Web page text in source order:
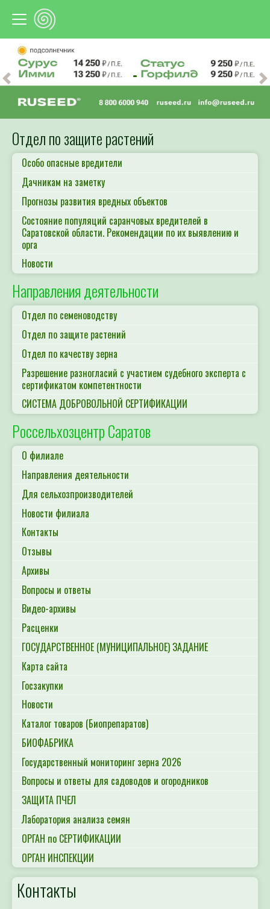
Предыдущий
Отдел по защите растений
Особо опасные вредители
Дачникам на заметку
Прогнозы развития вредных объектов
Состояние популяций саранчовых вредителей в
Саратовской области. Рекомендации по их выявлению и
орга
Новости
Направления деятельности
Отдел по семеноводству
Отдел по защите растений
Отдел по качеству зерна
Разрешение разногласий с участием судебного эксперта с
сертификатом компетентности
СИСТЕМА ДОБРОВОЛЬНОЙ СЕРТИФИКАЦИИ
Россельхозцентр Саратов
О филиале
Направления деятельности
Для сельхозпроизводителей
Новости филиала
Контакты
Отзывы
Архивы
Вопросы и ответы
Видео-архивы
Расценки
ГОСУДАРСТВЕННОЕ (МУНИЦИПАЛЬНОЕ) ЗАДАНИЕ
Карта сайта
Госзакупки
Новости
Каталог товаров (Биопрепаратов)
БИОФАБРИКА
Государственный мониторинг зерна 2026
Вопросы и ответы для садоводов и огородников
ЗАЩИТА ПЧЕЛ
Лаборатория анализа семян
ОРГАН по СЕРТИФИКАЦИИ
ОРГАН ИНСПЕКЦИИ
Контакты